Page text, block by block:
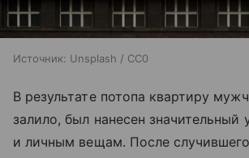
Источник: Unsplash / CC0
В результате потопа квартиру
залило, был нанесен значительный
и личным вещам. После